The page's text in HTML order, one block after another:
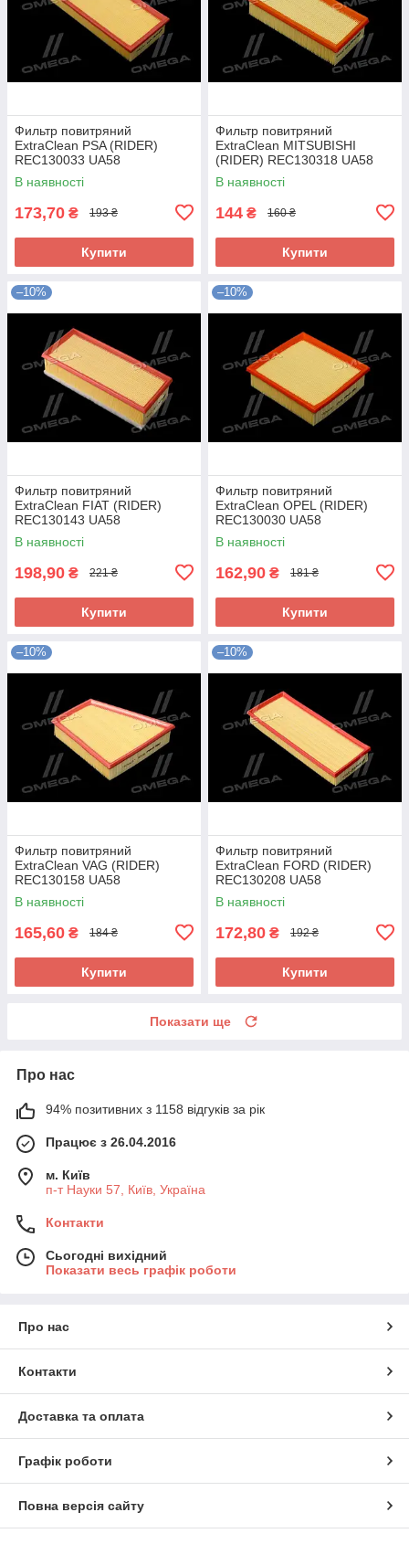
Фильтр повитряний
ExtraClean PSA (RIDER)
REC130033 UA58
В наявності
173,70 ₴ 193 ₴
Купити
Фильтр повитряний
ExtraClean MITSUBISHI
(RIDER) REC130318 UA58
В наявності
144 ₴ 160 ₴
Купити
–10%
Фильтр повитряний
ExtraClean FIAT (RIDER)
REC130143 UA58
В наявності
198,90 ₴ 221 ₴
Купити
–10%
Фильтр повитряний
ExtraClean OPEL (RIDER)
REC130030 UA58
В наявності
162,90 ₴ 181 ₴
Купити
–10%
Фильтр повитряний
ExtraClean VAG (RIDER)
REC130158 UA58
В наявності
165,60 ₴ 184 ₴
Купити
–10%
Фильтр повитряний
ExtraClean FORD (RIDER)
REC130208 UA58
В наявності
172,80 ₴ 192 ₴
Купити
Показати ще
Про нас
94% позитивних з 1158 відгуків за рік
Працює з 26.04.2016
м. Київ
п-т Науки 57, Київ, Україна
Контакти
Сьогодні вихідний
Показати весь графік роботи
Про нас
Контакти
Доставка та оплата
Графік роботи
Повна версія сайту